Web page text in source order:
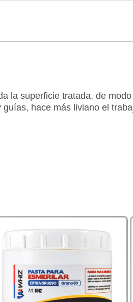
la superficie tratada, de
hace más liviano el